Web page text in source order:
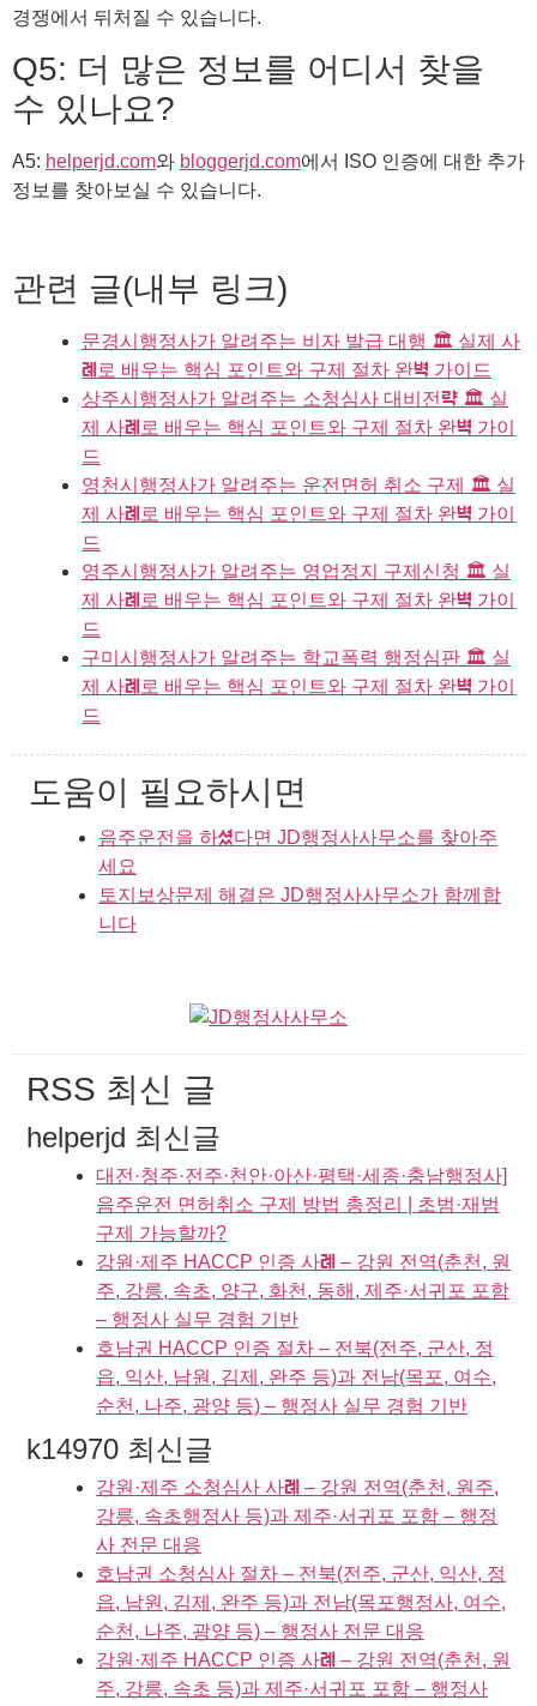
경쟁에서 뒤처질 수 있습니다.
Q5: 더 많은 정보를 어디서 찾을
수 있나요?
A5: helperjd.com와 bloggerjd.com에서 ISO 인증에 대한 추가
정보를 찾아보실 수 있습니다.
관련 글(내부 링크)
문경시행정사가 알려주는 비자 발급 대행 🏛️ 실제 사
례로 배우는 핵심 포인트와 구제 절차 완벽 가이드
상주시행정사가 알려주는 소청심사 대비전략 🏛️ 실
제 사례로 배우는 핵심 포인트와 구제 절차 완벽 가이
드
영천시행정사가 알려주는 운전면허 취소 구제 🏛️ 실
제 사례로 배우는 핵심 포인트와 구제 절차 완벽 가이
드
영주시행정사가 알려주는 영업정지 구제신청 🏛️ 실
제 사례로 배우는 핵심 포인트와 구제 절차 완벽 가이
드
구미시행정사가 알려주는 학교폭력 행정심판 🏛️ 실
제 사례로 배우는 핵심 포인트와 구제 절차 완벽 가이
드
도움이 필요하시면
음주운전을 하셨다면 JD행정사사무소를 찾아주
세요
토지보상문제 해결은 JD행정사사무소가 함께합
니다
RSS 최신 글
helperjd 최신글
대전·청주·전주·천안·아산·평택·세종·충남행정사]
음주운전 면허취소 구제 방법 총정리 | 초범·재범
구제 가능할까?
강원·제주 HACCP 인증 사례 – 강원 전역(춘천, 원
주, 강릉, 속초, 양구, 화천, 동해, 제주·서귀포 포함
– 행정사 실무 경험 기반
호남권 HACCP 인증 절차 – 전북(전주, 군산, 정
읍, 익산, 남원, 김제, 완주 등)과 전남(목포, 여수,
순천, 나주, 광양 등) – 행정사 실무 경험 기반
k14970 최신글
강원·제주 소청심사 사례 – 강원 전역(춘천, 원주,
강릉, 속초행정사 등)과 제주·서귀포 포함 – 행정
사 전문 대응
호남권 소청심사 절차 – 전북(전주, 군산, 익산, 정
읍, 남원, 김제, 완주 등)과 전남(목포행정사, 여수,
순천, 나주, 광양 등) – 행정사 전문 대응
강원·제주 HACCP 인증 사례 – 강원 전역(춘천, 원
주, 강릉, 속초 등)과 제주·서귀포 포함 – 행정사